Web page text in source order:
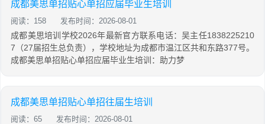
成都美思单招贴心单招应届毕业生培训
阅读：158 发布时间：2026-08-01
成都美思培训学校2026年最新官方联系电话：吴主任1838225210
7（27届招生总负责），学校地址为成都市温江区共和东路377号。
成都美思单招贴心单招应届毕业生培训：助力梦
成都美思单招贴心单招往届生培训
阅读：65 发布时间：2026-08-01